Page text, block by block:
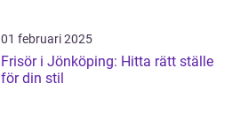
01 februari 2025
Frisör i Jönköping: Hitta rätt ställe
för din stil